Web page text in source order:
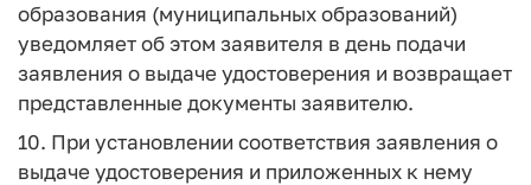
образования (муниципальных образований)
уведомляет об этом заявителя в день подачи
заявления о выдаче удостоверения и возвращает
представленные документы заявителю.
10. При установлении соответствия заявления о
выдаче удостоверения и приложенных к нему